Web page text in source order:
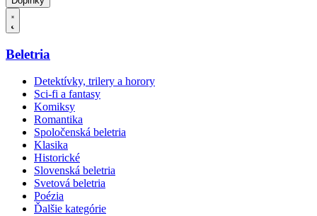
Beletria
Detektívky, trilery a horory
Sci-fi a fantasy
Komiksy
Romantika
Spoločenská beletria
Klasika
Historické
Slovenská beletria
Svetová beletria
Poézia
Ďalšie kategórie